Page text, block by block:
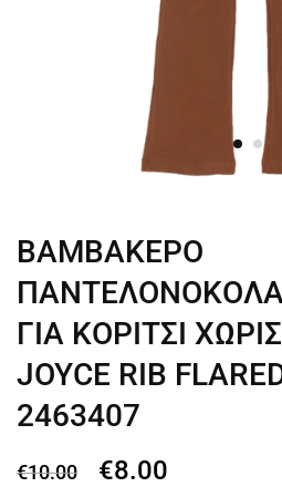
ΒΑΜΒΑΚΕΡΟ
ΓΙΑ ΚΟΡΙΤΣΙ
JOYCE RIB
2463407
€10.00 €8.00